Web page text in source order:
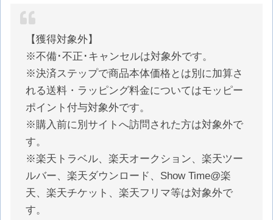
【獲得対象外】
※不備･不正･キャンセルは対象外です。
※決済ステップで商品本体価格とは別に加算さ
れる送料・ラッピング料金についてはモッピー
ポイント付与対象外です。
※購入前に別サイトへ訪問された方は対象外で
す。
※楽天トラベル、楽天オークション、楽天ツー
ルバー、楽天ダウンロード、Show Time@楽
天、楽天チケット、楽天フリマ等は対象外で
す。